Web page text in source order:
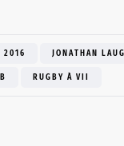
2016 JONATHAN
RUGBY À VII